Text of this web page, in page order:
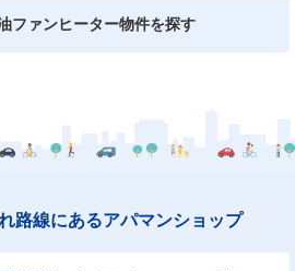
ファンヒーター物件を探す
路線にあるアパマンショップ